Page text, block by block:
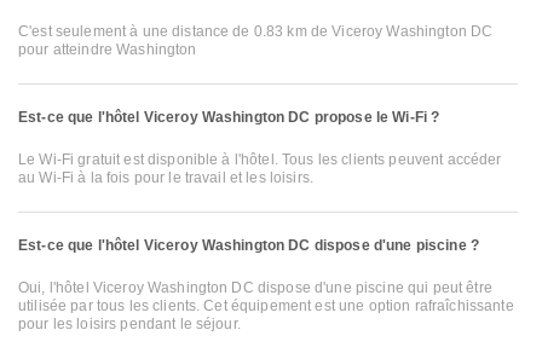
C'est seulement à une distance de 0.83 km de Viceroy Washington DC
pour atteindre Washington
Est-ce que l'hôtel Viceroy Washington DC propose le Wi-Fi ?
Le Wi-Fi gratuit est disponible à l'hôtel. Tous les clients peuvent accéder
au Wi-Fi à la fois pour le travail et les loisirs.
Est-ce que l'hôtel Viceroy Washington DC dispose d'une piscine ?
Oui, l'hôtel Viceroy Washington DC dispose d'une piscine qui peut être
utilisée par tous les clients. Cet équipement est une option rafraîchissante
pour les loisirs pendant le séjour.